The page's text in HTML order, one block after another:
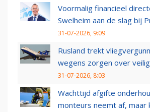
Voormalig financieel
Swelheim aan de slag bij
31-07-2026, 9:09
Rusland trekt
wegens zorgen over
31-07-2026, 8:03
Wachttijd afgifte
monteurs neemt af, maar